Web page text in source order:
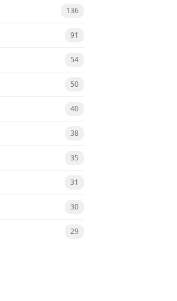
136
91
54
50
40
38
35
31
30
29